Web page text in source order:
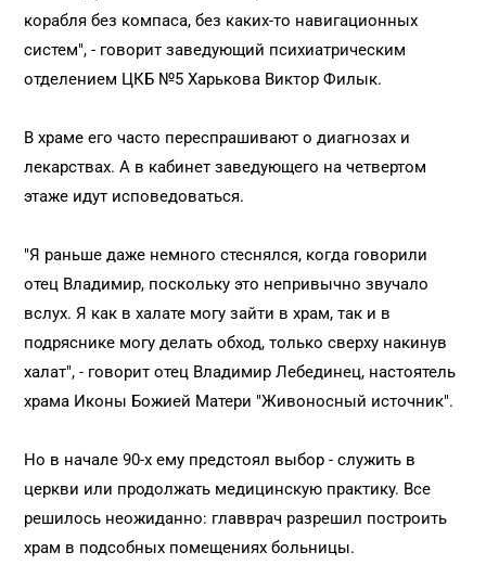
корабля без компаса, без каких-то навигационных
систем", - говорит заведующий психиатрическим
отделением ЦКБ №5 Харькова Виктор Филык.
В храме его часто переспрашивают о диагнозах и
лекарствах. А в кабинет заведующего на четвертом
этаже идут исповедоваться.
"Я раньше даже немного стеснялся, когда говорили
отец Владимир, поскольку это непривычно звучало
вслух. Я как в халате могу зайти в храм, так и в
подряснике могу делать обход, только сверху накинув
халат", - говорит отец Владимир Лебединец, настоятель
храма Иконы Божией Матери "Живоносный источник".
Но в начале 90-х ему предстоял выбор - служить в
церкви или продолжать медицинскую практику. Все
решилось неожиданно: главврач разрешил построить
храм в подсобных помещениях больницы.